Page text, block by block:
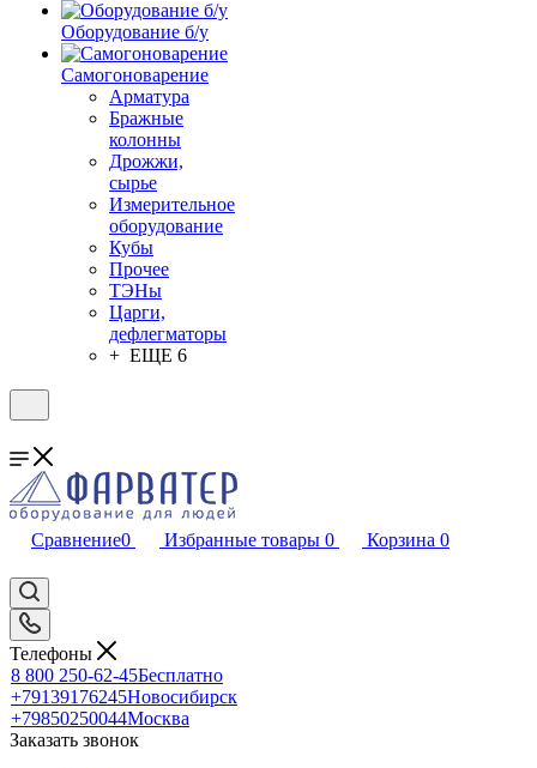
Оборудование б/у
Самогоноварение
Арматура
Бражные
колонны
Дрожжи,
сырье
Измерительное
оборудование
Кубы
Прочее
ТЭНы
Царги,
дефлегматоры
+ ЕЩЕ 6
Сравнение0 Избранные товары 0 Корзина 0
Телефоны
8 800 250-62-45Бесплатно
+79139176245Новосибирск
+79850250044Москва
Заказать звонок